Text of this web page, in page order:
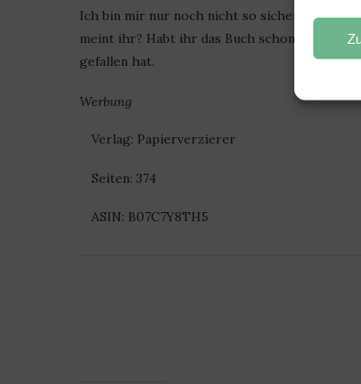
Ich bin mir nur noch nicht so sicher, ob mir
meint ihr? Habt ihr das Buch schon gelesen?
gefallen hat.
Werbung
Verlag: Papierverzierer
Seiten: 374
ASIN: B07C7Y8TH5